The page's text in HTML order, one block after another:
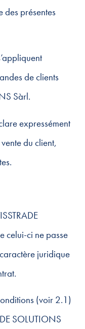
des présentes
de clients
Sàrl.
expressément
du client,
celui-ci ne passe
juridique
(voir 2.1)
SOLUTIONS